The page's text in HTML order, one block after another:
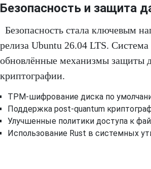
Безопасность и защита
Безопасность стала ключевым
релиза Ubuntu 26.04 LTS.
обновлённые механизмы защиты
криптографии.
TPM-шифрование диска по
Поддержка post-quantum
Улучшенные политики доступа к
Использование Rust в системных